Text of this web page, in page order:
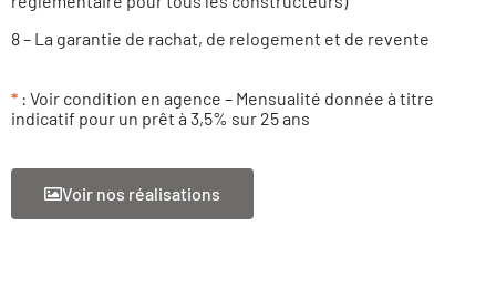
8 – La garantie de rachat, de relogement et de revente
* : Voir condition en agence – Mensualité donnée à titre
indicatif pour un prêt à 3,5% sur 25 ans
Voir nos réalisations